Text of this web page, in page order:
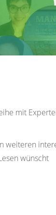
mit
weiteren
wünscht